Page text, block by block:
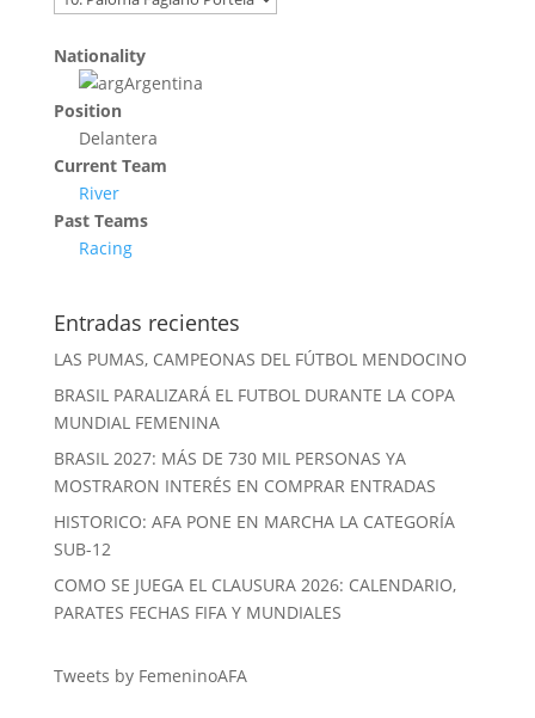
Nationality
Argentina
Position
Delantera
Current Team
River
Past Teams
Racing
Entradas recientes
LAS PUMAS, CAMPEONAS DEL FÚTBOL MENDOCINO
BRASIL PARALIZARÁ EL FUTBOL DURANTE LA COPA
MUNDIAL FEMENINA
BRASIL 2027: MÁS DE 730 MIL PERSONAS YA
MOSTRARON INTERÉS EN COMPRAR ENTRADAS
HISTORICO: AFA PONE EN MARCHA LA CATEGORÍA
SUB-12
COMO SE JUEGA EL CLAUSURA 2026: CALENDARIO,
PARATES FECHAS FIFA Y MUNDIALES
Tweets by FemeninoAFA